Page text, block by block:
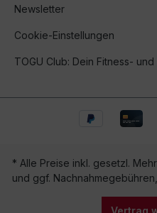
Newsletter
Cookie-Einstellungen
TOGU Club: Dein Fitness-
* Alle Preise inkl. gesetzl.
und ggf.
Vertrag